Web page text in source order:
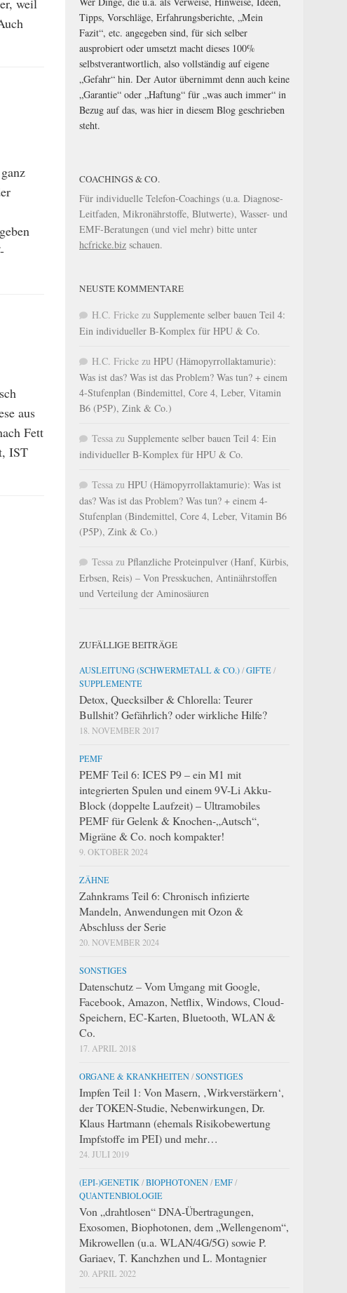
weil
aus
Fett
IST
Tipps, Vorschläge, Erfahrungsberichte, „Mein
Fazit“, etc. angegeben sind, für sich selber
ausprobiert oder umsetzt macht dieses 100%
selbstverantwortlich, also vollständig auf eigene
„Gefahr“ hin. Der Autor übernimmt denn auch keine
„Garantie“ oder „Haftung“ für „was auch immer“ in
Bezug auf das, was hier in diesem Blog geschrieben
steht.
COACHINGS & CO.
Für individuelle Telefon-Coachings (u.a. Diagnose-
Leitfaden, Mikronährstoffe, Blutwerte), Wasser- und
EMF-Beratungen (und viel mehr) bitte unter
hcfricke.biz schauen.
NEUSTE KOMMENTARE
H.C. Fricke zu Supplemente selber bauen Teil 4:
Ein individueller B-Komplex für HPU & Co.
H.C. Fricke zu HPU (Hämopyrrollaktamurie):
Was ist das? Was ist das Problem? Was tun? + einem
4-Stufenplan (Bindemittel, Core 4, Leber, Vitamin
B6 (P5P), Zink & Co.)
Tessa zu Supplemente selber bauen Teil 4: Ein
individueller B-Komplex für HPU & Co.
Tessa zu HPU (Hämopyrrollaktamurie): Was ist
das? Was ist das Problem? Was tun? + einem 4-
Stufenplan (Bindemittel, Core 4, Leber, Vitamin B6
(P5P), Zink & Co.)
Tessa zu Pflanzliche Proteinpulver (Hanf, Kürbis,
Erbsen, Reis) – Von Presskuchen, Antinährstoffen
und Verteilung der Aminosäuren
ZUFÄLLIGE BEITRÄGE
AUSLEITUNG (SCHWERMETALL & CO.)/GIFTE/
SUPPLEMENTE
Detox, Quecksilber & Chlorella: Teurer
Bullshit? Gefährlich? oder wirkliche Hilfe?
18. NOVEMBER 2017
PEMF
PEMF Teil 6: ICES P9 – ein M1 mit
integrierten Spulen und einem 9V-Li Akku-
Block (doppelte Laufzeit) – Ultramobiles
PEMF für Gelenk & Knochen-„Autsch“,
Migräne & Co. noch kompakter!
9. OKTOBER 2024
ZÄHNE
Zahnkrams Teil 6: Chronisch infizierte
Mandeln, Anwendungen mit Ozon &
Abschluss der Serie
20. NOVEMBER 2024
SONSTIGES
Datenschutz – Vom Umgang mit Google,
Facebook, Amazon, Netflix, Windows, Cloud-
Speichern, EC-Karten, Bluetooth, WLAN &
Co.
17. APRIL 2018
ORGANE & KRANKHEITEN/SONSTIGES
Impfen Teil 1: Von Masern, ‚Wirkverstärkern‘,
der TOKEN-Studie, Nebenwirkungen, Dr.
Klaus Hartmann (ehemals Risikobewertung
Impfstoffe im PEI) und mehr…
24. JULI 2019
(EPI-)GENETIK /BIOPHOTONEN/EMF/
QUANTENBIOLOGIE
Von „drahtlosen“ DNA-Übertragungen,
Exosomen, Biophotonen, dem „Wellengenom“,
Mikrowellen (u.a. WLAN/4G/5G) sowie P.
Gariaev, T. Kanchzhen und L. Montagnier
20. APRIL 2022